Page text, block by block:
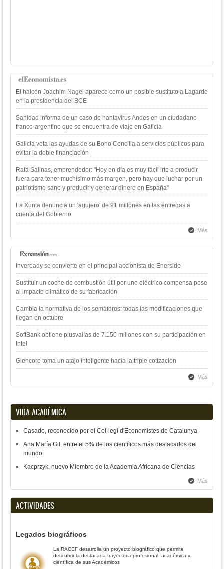
El halcón Joachim Nagel aparece como un posible sustituto a Lagarde
en la presidencia del BCE
Sanidad informa de un caso de hantavirus Andes en un ciudadano
franco-argentino que se encuentra de viaje en Galicia
Galicia veta las ayudas de su Bono Concilia a servicios públicos para
evitar la doble financiación
Rafa Salinas, emprendedor: "Hoy en día es muy fácil irte a producir
fuera para tener muchísimo más margen, pero hay que luchar por un
patriotismo sano y producir y generar dinero en España"
La Xunta denuncia un 'agujero' de 91 millones en las entregas a
cuenta del Gobierno
Más
Inveready se convierte en el principal accionista de Enerside
Sustituir un coche de combustión útil por uno eléctrico compensa pese
al impacto climático de su fabricación
Cambia la normativa de los semáforos: todas las modificaciones que
llegan en octubre
SoftBank obtiene plusvalías de 7.150 millones con su participación en
Intel
Glencore toma un atajo inteligente hacia la triple cotización
Más
VIDA ACADÉMICA
Casado, reconocido por el Col·legi d'Economistes de Catalunya
Ana María Gil, entre el 5% de los científicos más destacados del
mundo
Kacprzyk, nuevo Miembro de la Academia Africana de Ciencias
Más
ACTIVIDADES
Legados biográficos
La RACEF desarrolla un proyecto biográfico que permite
descubrir la destacada trayectoria profesional, académica y
científica de sus Académicos